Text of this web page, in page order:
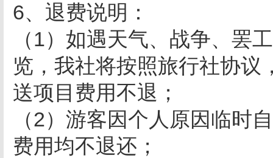
6、退费说明：
（1）如遇天气、战争、罢
览，我社将按照旅行社协议
送项目费用不退；
（2）游客因个人原因临时
费用均不退还；